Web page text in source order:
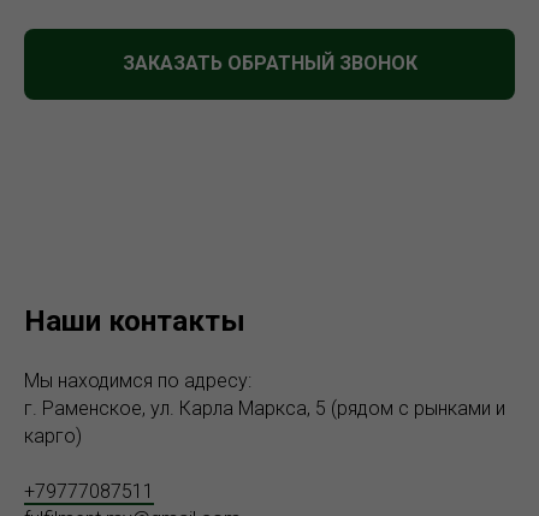
ЗАКАЗАТЬ ОБРАТНЫЙ ЗВОНОК
Наши контакты
Мы находимся по адресу:
г. Раменское, ул. Карла Маркса, 5 (рядом с рынками и
карго)
+79777087511